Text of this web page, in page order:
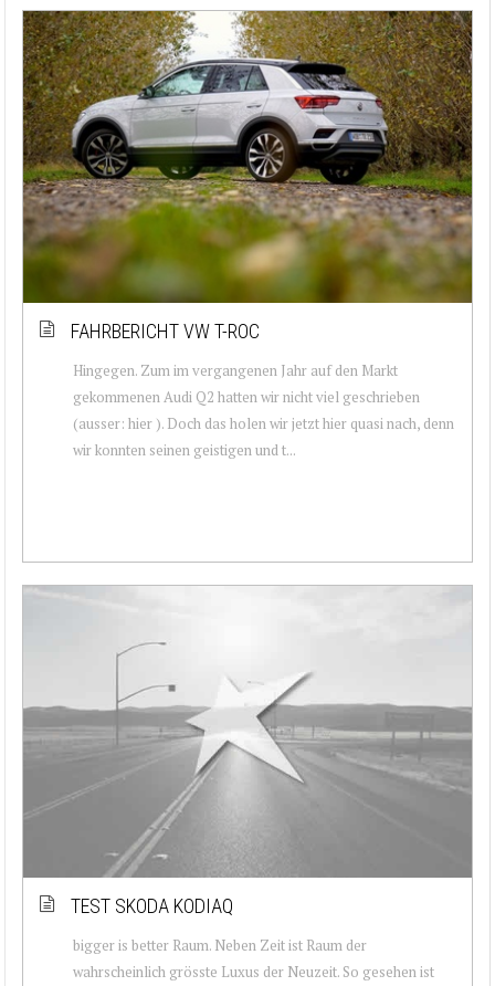
FAHRBERICHT VW T-ROC
Hingegen. Zum im vergangenen Jahr auf den Markt
gekommenen Audi Q2 hatten wir nicht viel geschrieben
(ausser: hier ). Doch das holen wir jetzt hier quasi nach, denn
wir konnten seinen geistigen und t...
TEST SKODA KODIAQ
bigger is better Raum. Neben Zeit ist Raum der
wahrscheinlich grösste Luxus der Neuzeit. So gesehen ist